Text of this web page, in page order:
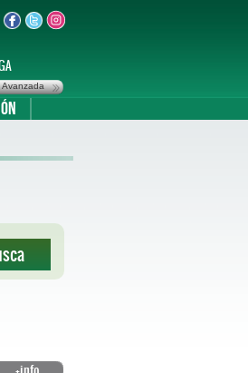
Avanzada